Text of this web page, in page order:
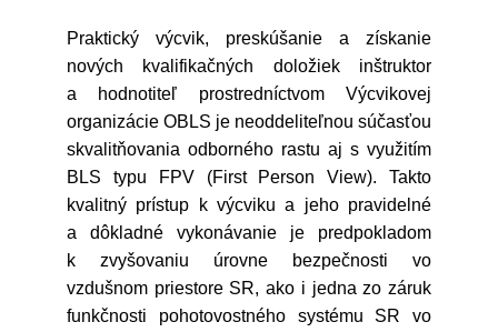
Praktický výcvik, preskúšanie a získanie
nových kvalifikačných doložiek inštruktor
a hodnotiteľ prostredníctvom Výcvikovej
organizácie OBLS je neoddeliteľnou súčasťou
skvalitňovania odborného rastu aj s využitím
BLS typu FPV (First Person View). Takto
kvalitný prístup k výcviku a jeho pravidelné
a dôkladné vykonávanie je predpokladom
k zvyšovaniu úrovne bezpečnosti vo
vzdušnom priestore SR, ako i jedna zo záruk
funkčnosti pohotovostného systému SR vo